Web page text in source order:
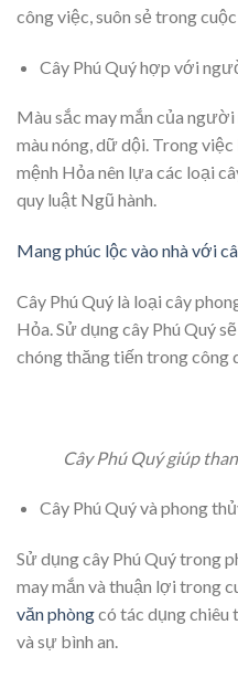
công việc, suôn sẻ trong cuộc
Cây Phú Quý hợp với
Màu sắc may mắn của
màu nóng, dữ dội. Trong
mệnh Hỏa nên lựa các loại
quy luật Ngũ hành.
Mang phúc lộc vào nhà với
Cây Phú Quý là loại cây
Hỏa. Sử dụng cây Phú Quý
chóng thăng tiến trong công
Cây Phú Quý giúp
Cây Phú Quý và phong
Sử dụng cây Phú Quý trong
may mắn và thuận lợi trong
văn phòngcó tác dụng chiêu
và sự bình an.